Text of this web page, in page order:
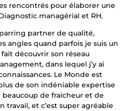
rencontrés pour élaborer une
managérial et RH.
partner de qualité,
angles quand parfois je suis un
fait découvrir son réseau
dans lequel j’y ai
Le Monde est
de son indéniable expertise
de fraicheur et de
travail, et c’est super agréable